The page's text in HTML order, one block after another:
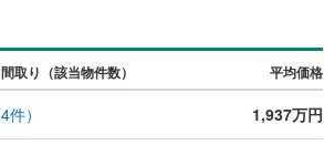
間取り（該当物件数） 平均価格
4件） 1,937万円